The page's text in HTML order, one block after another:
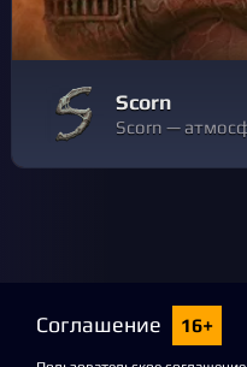
Scorn
Соглашение 16+